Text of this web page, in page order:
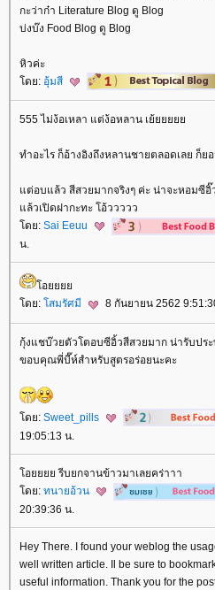
กะว่าก๋า Literature Blog ดู Blog
บ่งบ๊ง Food Blog ดู Blog
หิวค่ะ
ดย: อุ้มสี
555 ไม่ง้อเหลา แต่ง้อหลาน เย้
ทำอะไร ก็อ้างอิงถึงหลานชายตลอดเลย ก็
ต่อบแล้ว สีสวยมากจริงๆ ค่ะ น่าจะหอมซีอิ๊
ล้วเปิดฝากะทะ โอ้ววววว
ดย: Sai Eeuu
น.
อ
ดย: สมรัศมี 8 กันยายน 2562
กุ้งแชบ๊วยตัวโตอบซีอิ้วสีสวยมาก น่ารับปร
ขอบคุณพี่บี๊ห์สำหรับสูตรอร่อยนะคะ
ดย: Sweet_pills
19:05:13 น.
อยยยย รีบยกจานข้าวมาเลยคร่าาา
ดย: ทนายอ้วน
20:39:36 น.
Hey There. I found your weblog the
well written article. Il be sure to
useful information. Thank you for the